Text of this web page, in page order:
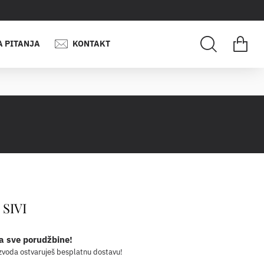
PITANJA KONTAKT
sve porudžbine!
ostvaruješ besplatnu dostavu!